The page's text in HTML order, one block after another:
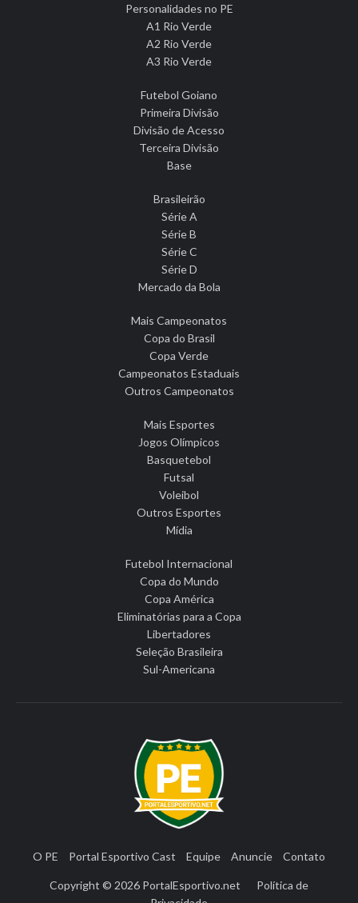
Personalidades no PE
A1 Rio Verde
A2 Rio Verde
A3 Rio Verde
Futebol Goiano
Primeira Divisão
Divisão de Acesso
Terceira Divisão
Base
Brasileirão
Série A
Série B
Série C
Série D
Mercado da Bola
Mais Campeonatos
Copa do Brasil
Copa Verde
Campeonatos Estaduais
Outros Campeonatos
Mais Esportes
Jogos Olímpicos
Basquetebol
Futsal
Voleibol
Outros Esportes
Mídia
Futebol Internacional
Copa do Mundo
Copa América
Eliminatórias para a Copa
Libertadores
Seleção Brasileira
Sul-Americana
O PE Portal Esportivo Cast Equipe Anuncie Contato
Copyright © 2026 PortalEsportivo.net
Política de